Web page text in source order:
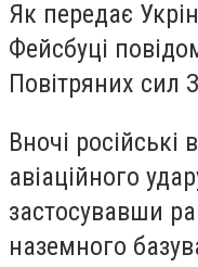
Як передає
Фейсбуці
Повітряних сил
Вночі російські
авіаційного
застосувавши
наземного